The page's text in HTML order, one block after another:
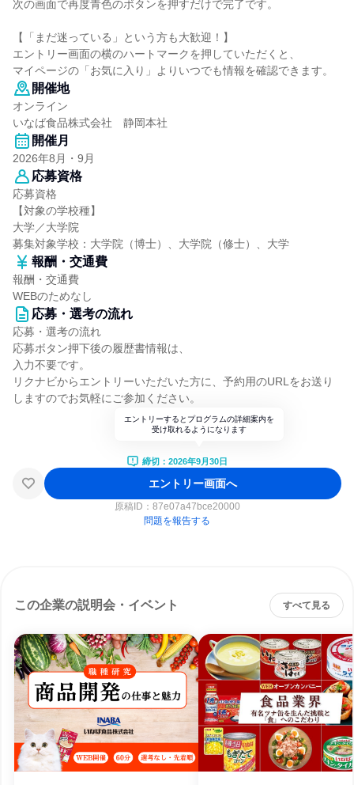
次の画面で再度青色のボタンを押すだけで完了です。
【「まだ迷っている」という方も大歓迎！】
エントリー画面の横のハートマークを押していただくと、
マイページの「お気に入り」よりいつでも情報を確認できます。
開催地
オンライン
いなば食品株式会社 静岡本社
開催月
2026年8月・9月
応募資格
応募資格
【対象の学校種】
大学／大学院
募集対象学校：大学院（博士）、大学院（修士）、大学
報酬・交通費
報酬・交通費
WEBのためなし
応募・選考の流れ
応募・選考の流れ
応募ボタン押下後の履歴書情報は、
入力不要です。
リクナビからエントリーいただいた方に、予約用のURLをお送り
しますのでお気軽にご参加ください。
エントリーするとプログラムの詳細案内を
受け取れるようになります
締切：2026年9月30日
エントリー画面へ
原稿ID： 87e07a47bce20000
問題を報告する
この企業の説明会・イベント すべて見る